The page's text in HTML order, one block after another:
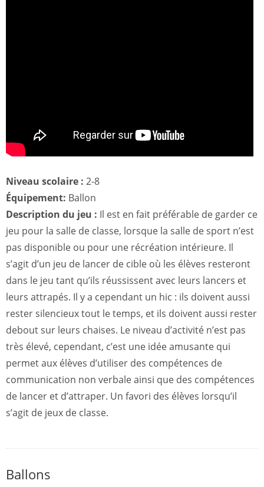
Niveau scolaire : 2-8
Équipement: Ballon
Description du jeu : Il est en fait préférable de garder ce
jeu pour la salle de classe, lorsque la salle de sport n’est
pas disponible ou pour une récréation intérieure. Il
s’agit d’un jeu de lancer de cible où les élèves resteront
dans le jeu tant qu’ils réussissent avec leurs lancers et
leurs attrapés. Il y a cependant un hic : ils doivent aussi
rester silencieux tout le temps, et ils doivent aussi rester
debout sur leurs chaises. Le niveau d’activité n’est pas
très élevé, cependant, c’est une idée amusante qui
permet aux élèves d’utiliser des compétences de
communication non verbale ainsi que des compétences
de lancer et d’attraper. Un favori des élèves lorsqu’il
s’agit de jeux de classe.
Ballons